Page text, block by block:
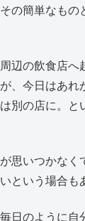
の簡単なも
辺の飲食店へ
、今日はあれ
別の店に。と
思いつかな
という場合も
日のように